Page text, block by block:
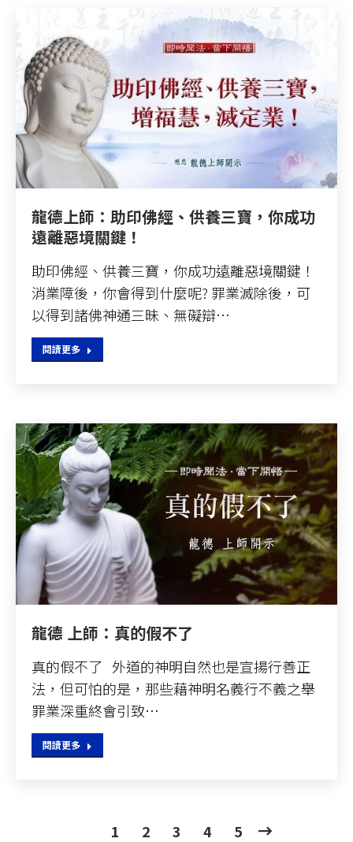
龍德上師：助印佛經、供養三寶，你成功
遠離惡境關鍵！
助印佛經、供養三寶，你成功遠離惡境關鍵！
消業障後，你會得到什麼呢? 罪業滅除後，可
以得到諸佛神通三昧、無礙辯…
閱讀更多
龍德 上師：真的假不了
真的假不了 外道的神明自然也是宣揚行善正
法，但可怕的是，那些藉神明名義行不義之舉
罪業深重終會引致…
閱讀更多
1 2 3 4 5